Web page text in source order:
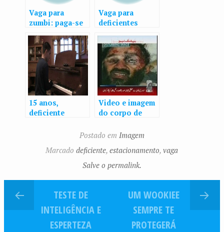
Vaga para
zumbi: paga-se
Vaga para
deficientes
15 anos,
deficiente
ótimo pianista
Video e imagem
do corpo de
morto
Postado em Imagem
Marcadodeficiente,estacionamento,vaga
Salve o permalink.
TESTE DE
INTELIGÊNCIA E
ESPERTEZA
UM WOOKIEE
SEMPRE TE
PROTEGERÁ